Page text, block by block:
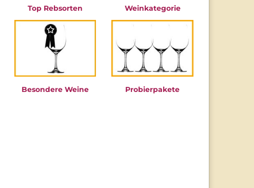
Top Rebsorten Weinkategorie
Besondere Weine Probierpakete